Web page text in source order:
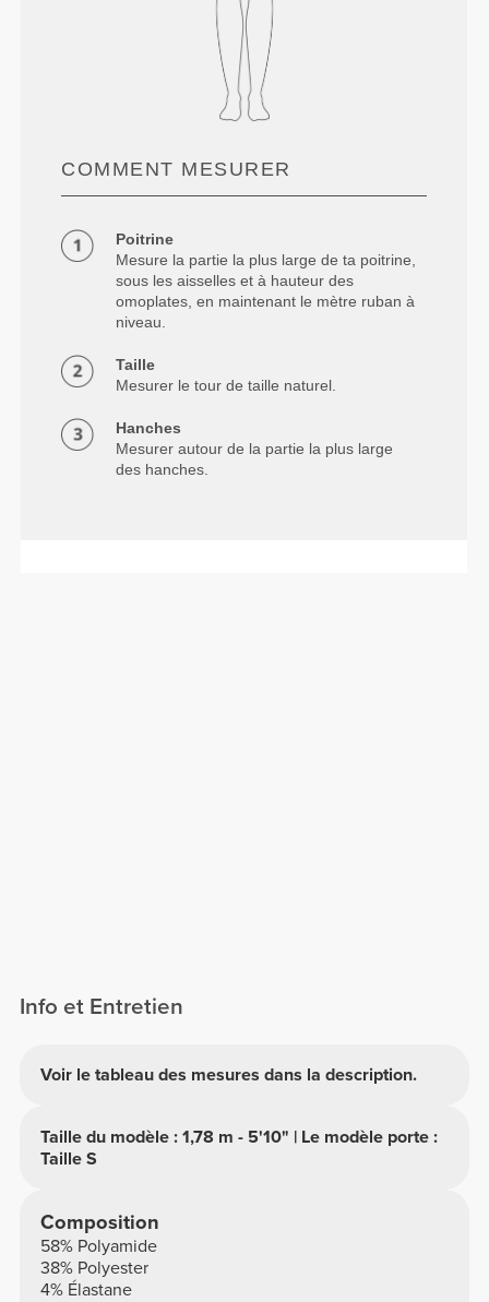
COMMENT MESURER
Poitrine
Mesure la partie la plus large de ta poitrine,
sous les aisselles et à hauteur des
omoplates, en maintenant le mètre ruban à
niveau.
Taille
Mesurer le tour de taille naturel.
Hanches
Mesurer autour de la partie la plus large
des hanches.
Info et Entretien
Voir le tableau des mesures dans la description.
Taille du modèle : 1,78 m - 5'10" | Le modèle porte :
Taille S
Composition
58% Polyamide
38% Polyester
4% Élastane